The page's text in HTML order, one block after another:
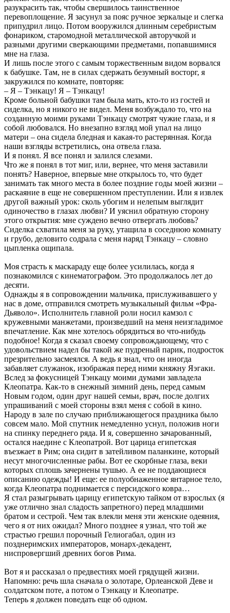
разукрасить так, чтобы свершилось таинственное
перевоплощение. Я засунул за пояс ручное зеркальце и слегка
припудрил лицо. Потом вооружился длинным серебристым
фонариком, старомодной металлической авторучкой и
разными другими сверкающими предметами, попавшимися
мне на глаза.
И лишь после этого с самым торжественным видом ворвался
к бабушке. Там, не в силах сдержать безумный восторг, я
закружился по комнате, повторяя:
– Я – Тэнкацу! Я – Тэнкацу!
Кроме больной бабушки там была мать, кто-то из гостей и
сиделка, но я никого не видел. Меня возбуждало то, что на
созданную моими руками Тэнкацу смотрят чужие глаза, и я
собой любовался. Но внезапно взгляд мой упал на лицо
матери – она сидела бледная и какая-то растерянная. Когда
наши взгляды встретились, она отвела глаза.
И я понял. Я все понял и залился слезами.
Что же я понял в тот миг, или, вернее, что меня заставили
понять? Наверное, впервые мне открылось то, что будет
занимать так много места в более поздние годы моей жизни –
раскаяние в еще не совершенном преступлении. Или я извлек
другой важный урок: сколь убогим и нелепым выглядит
одиночество в глазах любви? И уяснил обратную сторону
этого открытия: мне суждено вечно отвергать любовь?
Сиделка схватила меня за руку, утащила в соседнюю комнату
и грубо, деловито содрала с меня наряд Тэнкацу – словно
цыпленка ощипала.
Моя страсть к маскараду еще более усилилась, когда я
познакомился с кинематографом. Это продолжалось лет до
десяти.
Однажды я в сопровождении мальчика, прислуживавшего у
нас в доме, отправился смотреть музыкальный фильм «Фра-
Дьяволо». Исполнитель главной роли носил камзол с
кружевными манжетами, произведший на меня неизгладимое
впечатление. Как мне хотелось обрядиться во что-нибудь
подобное! Когда я сказал своему сопровождающему, что с
удовольствием надел бы такой же пудреный парик, подросток
презрительно засмеялся. А ведь я знал, что он иногда
забавляет служанок, изображая перед ними княжну Яэгаки.
Вслед за фокусницей Тэнкацу моими думами завладела
Клеопатра. Как-то в снежный зимний день, перед самым
Новым годом, один друг нашей семьи, врач, после долгих
упрашиваний с моей стороны взял меня с собой в кино.
Народу в зале по случаю приближающегося праздника было
совсем мало. Мой спутник немедленно уснул, положив ноги
на спинку переднего ряда. И я, совершенно зачарованный,
остался наедине с Клеопатрой. Вот царица египетская
въезжает в Рим; она сидит в затейливом паланкине, который
несут многочисленные рабы. Вот ее скорбные глаза, веки
которых сплошь зачернены тушью. А ее не поддающиеся
описанию одежды! И еще: ее полуобнаженное янтарное тело,
когда Клеопатра поднимается с персидского ковра…
Я стал разыгрывать царицу египетскую тайком от взрослых (я
уже отлично знал сладость запретного) перед младшими
братом и сестрой. Чем так влекли меня эти женские одеяния,
чего я от них ожидал? Много позднее я узнал, что той же
страстью грешил порочный Гелиогабал, один из
позднеримских императоров, монарх-декадент,
ниспровергший древних богов Рима.
Вот я и рассказал о предвестиях моей грядущей жизни.
Напомню: речь шла сначала о золотаре, Орлеанской Деве и
солдатском поте, а потом о Тэнкацу и Клеопатре.
Теперь я должен поведать еще об одном.